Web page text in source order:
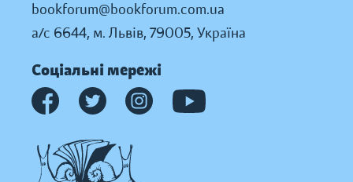
bookforum@bookforum.com.ua
а/с 6644, м. Львів, 79005, Україна
Соціальні мережі